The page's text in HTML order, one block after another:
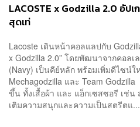
LACOSTE x Godzilla 2.0 อัปเ
สุดเท่
Lacoste เดินหน้าคอลแลปกับ
x Godzilla 2.0” โดยพัฒนาจากคอล
(Navy) เป็นคีย์หลัก พร้อมเพิ่มดีไซน์ใ
Mechagodzilla และ Team
ขึ้น ทั้งเสื้อผ้า และ แอ็กเซสซอรี เช่น
เติมความสนุกและความเป็นสตรีตแ...